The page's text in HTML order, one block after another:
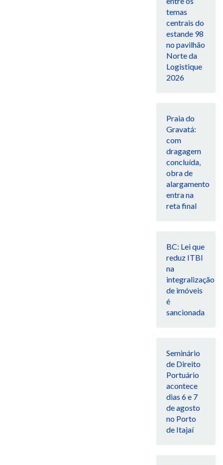
temas
centrais do
estande 98
no pavilhão
Norte da
Logistique
2026
Praia do
Gravatá:
com
dragagem
concluída,
obra de
alargamento
entra na
reta final
BC: Lei que
reduz ITBI
na
integralização
de imóveis
é
sancionada
Seminário
de Direito
Portuário
acontece
dias 6 e 7
de agosto
no Porto
de Itajaí